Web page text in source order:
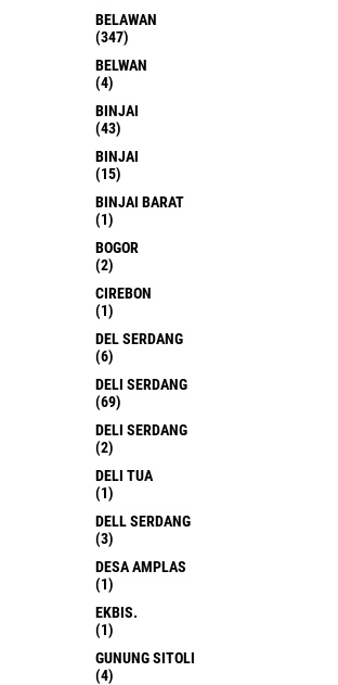
BELAWAN
(347)
BELWAN
(4)
BINJAI
(43)
BINJAI
(15)
BINJAI BARAT
(1)
BOGOR
(2)
CIREBON
(1)
DEL SERDANG
(6)
DELI SERDANG
(69)
DELI SERDANG
(2)
DELI TUA
(1)
DELL SERDANG
(3)
DESA AMPLAS
(1)
EKBIS.
(1)
GUNUNG SITOLI
(4)